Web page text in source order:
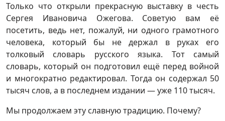
Только что открыли прекрасную выставку в честь
Сергея Ивановича Ожегова. Советую вам её
посетить, ведь нет, пожалуй, ни одного грамотного
человека, который бы не держал в руках его
толковый словарь русского языка. Тот самый
словарь, который он подготовил ещё перед войной
и многократно редактировал. Тогда он содержал 50
тысяч слов, а в последнем издании — уже 110 тысяч.
Мы продолжаем эту славную традицию. Почему?